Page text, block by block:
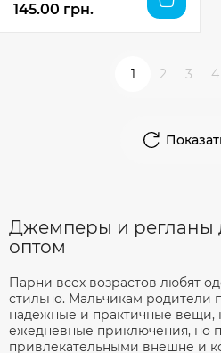
145.00 грн.
1 2 3 4
Джемперы и регланы
оптом
Парни всех возрастов любят
стильно. Мальчикам родители
надежные и практичные вещи,
ежедневные приключения, но
привлекательными внешне и